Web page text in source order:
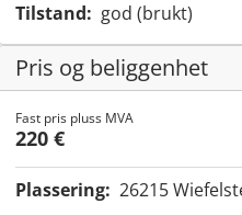
Tilstand: god (brukt)
Pris og beliggenhet
Fast pris pluss MVA
220 €
Plassering: 26215